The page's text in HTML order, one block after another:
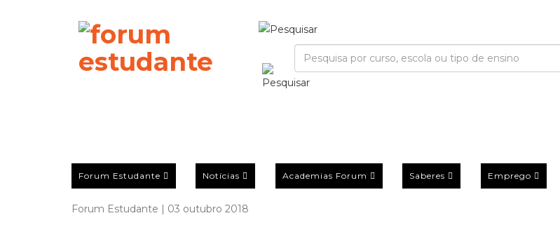
Forum Estudante Notícias Academias Forum Saberes Emprego
Forum Estudante | 03 outubro 2018